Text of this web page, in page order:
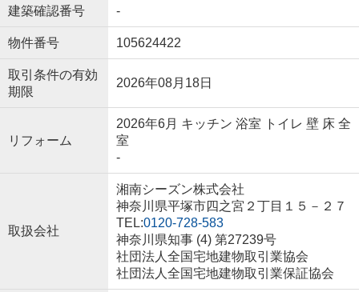
建築確認番号 -
物件番号 105624422
取引条件の有効
期限
2026年08月18日
リフォーム
2026年6月 キッチン 浴室 トイレ 壁 床 全
室
-
取扱会社
湘南シーズン株式会社
神奈川県平塚市四之宮２丁目１５－２７
TEL:0120-728-583
神奈川県知事 (4) 第27239号
社団法人全国宅地建物取引業協会
社団法人全国宅地建物取引業保証協会